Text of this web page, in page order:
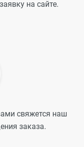
на сайте.
свяжется наш
заказа.